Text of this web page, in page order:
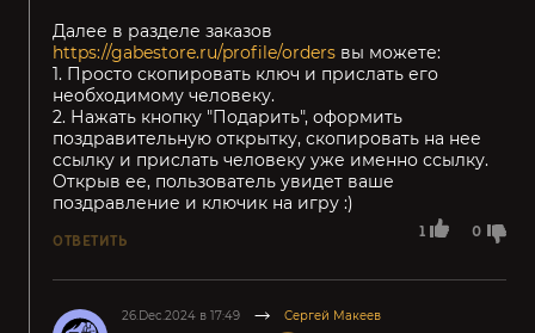
1 0
Далее в разделе заказов
https://gabestore.ru/profile/orders вы можете:
1. Просто скопировать ключ и прислать его
необходимому человеку.
2. Нажать кнопку "Подарить", оформить
поздравительную открытку, скопировать на нее
ссылку и прислать человеку уже именно ссылку.
Открыв ее, пользователь увидет ваше
поздравление и ключик на игру :)
ОТВЕТИТЬ
26.Dec.2024 в 17:49 Сергей Макеев